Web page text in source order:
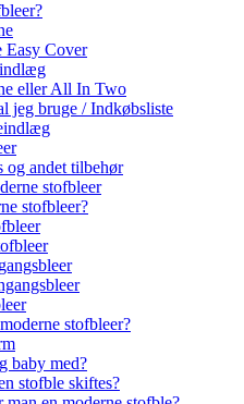
Easy Cover
eller All In Two
jeg bruge / Indkøbsliste
og andet tilbehør
stofbleer
stofbleer?
stofbleer?
baby med?
stofble skiftes?